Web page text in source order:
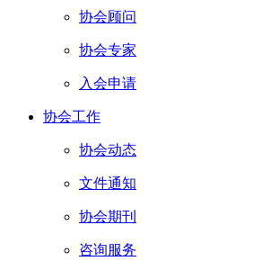
协会顾问
协会专家
入会申请
协会工作
协会动态
文件通知
协会期刊
咨询服务